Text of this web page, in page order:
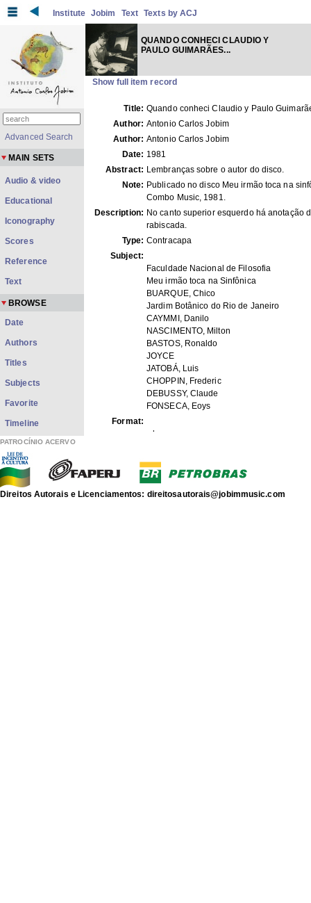
Institute Jobim Text Texts by ACJ
QUANDO CONHECI CLAUDIO Y
PAULO GUIMARÃES...
Show full item record
Title: Quando conheci Claudio y Paulo
Author: Antonio Carlos Jobim
Author: Antonio Carlos Jobim
Date: 1981
Abstract: Lembranças sobre o autor do disco.
Note: Publicado no disco Meu irmão toca na
Combo Music, 1981.
Description: No canto superior esquerdo há anotação
rabiscada.
Type: Contracapa
Subject:
Faculdade Nacional de Filosofia
Meu irmão toca na Sinfônica
BUARQUE, Chico
Jardim Botânico do Rio de Janeiro
CAYMMI, Danilo
NASCIMENTO, Milton
BASTOS, Ronaldo
JOYCE
JATOBÁ, Luis
CHOPPIN, Frederic
DEBUSSY, Claude
FONSECA, Eoys
Format:
s.l.
FILES IN THIS ITEM
Files
Size
Format
Advanced Search
MAIN SETS
Audio & video
Educational
Iconography
Scores
Reference
Text
BROWSE
Date
Authors
Titles
Subjects
Favorite
Timeline
PATROCÍNIO ACERVO
Direitos Autorais e Licenciamentos: direitosautorais@jobimmusic.com